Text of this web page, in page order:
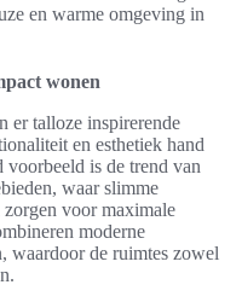
en warme omgeving in
wonen
er talloze inspirerende
en esthetiek hand
voorbeeld is de trend van
waar slimme
voor maximale
moderne
waardoor de ruimtes zowel